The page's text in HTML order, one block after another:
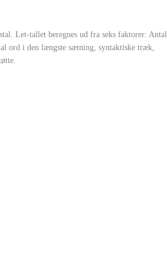
Let-tallet beregnes ud fra seks faktorer: Antal
ord i den længste sætning, syntaktiske træk,